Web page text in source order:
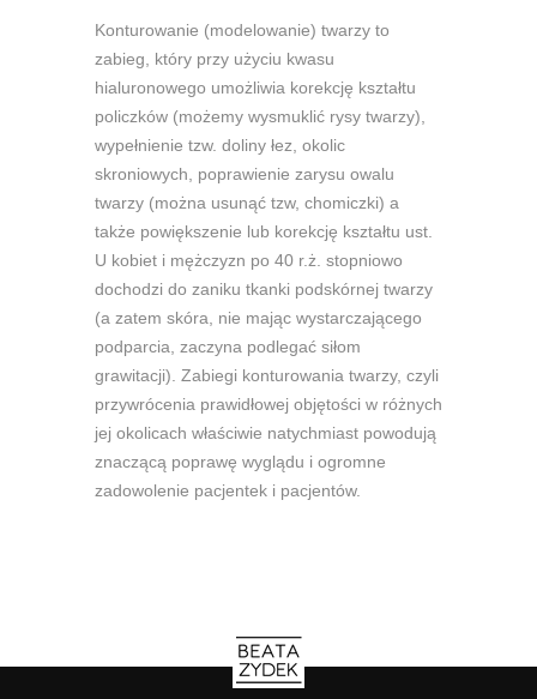
Konturowanie (modelowanie) twarzy to
zabieg, który przy użyciu kwasu
hialuronowego umożliwia korekcję kształtu
policzków (możemy wysmuklić rysy twarzy),
wypełnienie tzw. doliny łez, okolic
skroniowych, poprawienie zarysu owalu
twarzy (można usunąć tzw, chomiczki) a
także powiększenie lub korekcję kształtu ust.
U kobiet i mężczyzn po 40 r.ż. stopniowo
dochodzi do zaniku tkanki podskórnej twarzy
(a zatem skóra, nie mając wystarczającego
podparcia, zaczyna podlegać siłom
grawitacji). Zabiegi konturowania twarzy, czyli
przywrócenia prawidłowej objętości w różnych
jej okolicach właściwie natychmiast powodują
znaczącą poprawę wyglądu i ogromne
zadowolenie pacjentek i pacjentów.